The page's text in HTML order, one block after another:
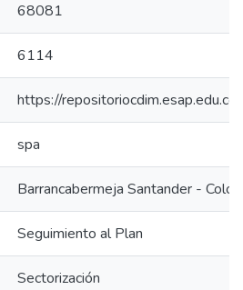
68081
6114
https://
spa
Barrancabermeja Santander -
Seguimiento al Plan
Sectorización